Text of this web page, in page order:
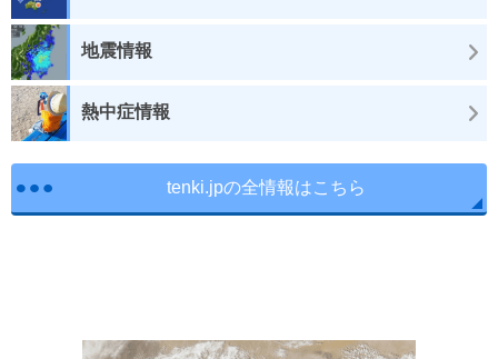
地震情報
熱中症情報
tenki.jpの全情報はこちら